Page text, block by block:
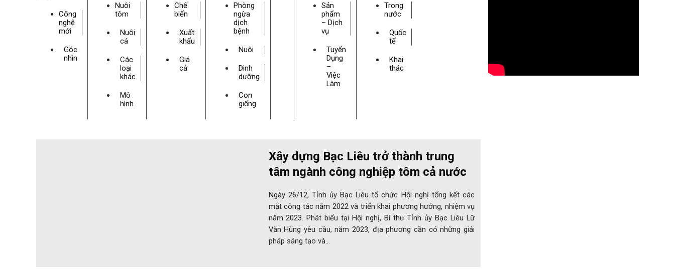
Công
nghệ
mới
Góc
nhìn
Nuôi
tôm
Nuôi
cá
Các
loại
khác
Mô
hình
Chế
biến
Xuất
khẩu
Giá
cả
Phòng
ngừa
dịch
bệnh
Nuôi
Dinh
dưỡng
Con
giống
Sản
phẩm
– Dịch
vụ
Tuyển
Dụng
–
Việc
Làm
Trong
nước
Quốc
tế
Khai
thác
Xây dựng Bạc Liêu trở thành trung
tâm ngành công nghiệp tôm cả nước
Ngày 26/12, Tỉnh ủy Bạc Liêu tổ chức Hội nghị tổng kết các
mặt công tác năm 2022 và triển khai phương hướng, nhiệm vụ
năm 2023. Phát biểu tại Hội nghị, Bí thư Tỉnh ủy Bạc Liêu Lữ
Văn Hùng yêu cầu, năm 2023, địa phương cần có những giải
pháp sáng tạo và…